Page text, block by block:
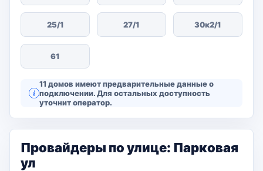
25/1 27/1 30к2/1
61
11 домов имеют предварительные данные о
подключении. Для остальных доступность
уточнит оператор.
Провайдеры по улице: Парковая
ул